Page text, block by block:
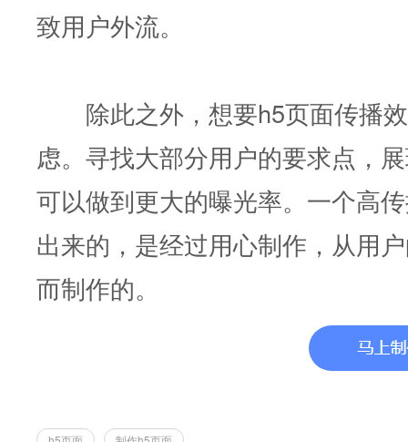
致用户外流。
除此之外，想要h5页面传播效
虑。寻找大部分用户的要求点，
可以做到更大的曝光率。一个高
出来的，是经过用心制作，从用
而制作的。